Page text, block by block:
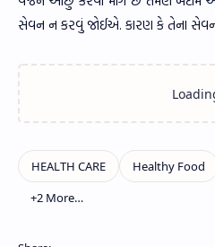
સેવન ન કરવું જોઈએ. કારણ કે તેના